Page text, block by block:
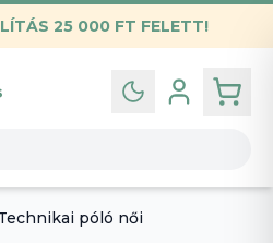
25 000 FT FELETT!
feltételekpóló női